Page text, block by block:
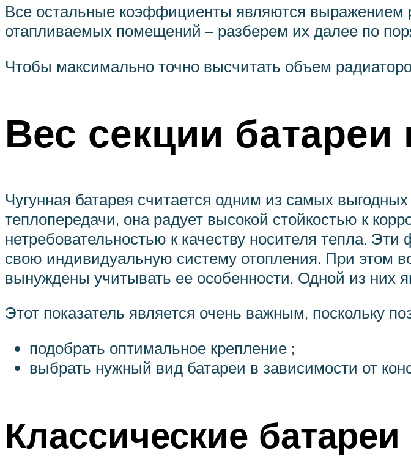
Все остальные коэффициенты являются выражением
отапливаемых помещений – разберем их далее по
Чтобы максимально точно высчитать объем
Вес секции батареи
Чугунная батарея считается одним из самых
теплопередачи, она радует высокой стойкостью к
нетребовательностью к качеству носителя тепла.
свою индивидуальную систему отопления. При этом
вынуждены учитывать ее особенности. Одной из них
Этот показатель является очень важным, поскольку
подобрать оптимальное крепление ;
выбрать нужный вид батареи в зависимости от
Классические батареи